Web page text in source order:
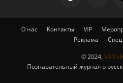
О нас Контакты VIP
Реклама
© 2024,
Познавательный журнал о